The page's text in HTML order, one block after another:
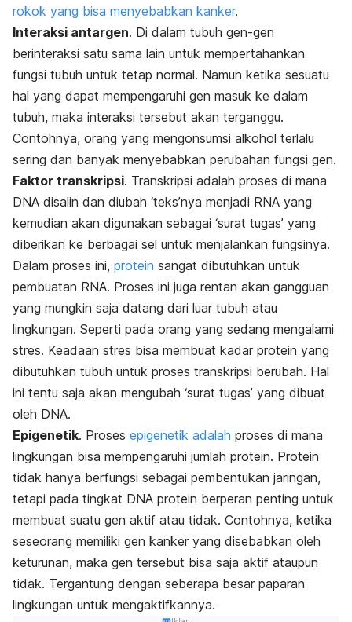
rokok yang bisa menyebabkan kanker.
Interaksi antargen. Di dalam tubuh gen-gen
berinteraksi satu sama lain untuk mempertahankan
fungsi tubuh untuk tetap normal. Namun ketika sesuatu
hal yang dapat mempengaruhi gen masuk ke dalam
tubuh, maka interaksi tersebut akan terganggu.
Contohnya, orang yang mengonsumsi alkohol terlalu
sering dan banyak menyebabkan perubahan fungsi gen.
Faktor transkripsi. Transkripsi adalah proses di mana
DNA disalin dan diubah ‘teks’nya menjadi RNA yang
kemudian akan digunakan sebagai ‘surat tugas’ yang
diberikan ke berbagai sel untuk menjalankan fungsinya.
Dalam proses ini, protein sangat dibutuhkan untuk
pembuatan RNA. Proses ini juga rentan akan gangguan
yang mungkin saja datang dari luar tubuh atau
lingkungan. Seperti pada orang yang sedang mengalami
stres. Keadaan stres bisa membuat kadar protein yang
dibutuhkan tubuh untuk proses transkripsi berubah. Hal
ini tentu saja akan mengubah ‘surat tugas’ yang dibuat
oleh DNA.
Epigenetik. Proses epigenetik adalah proses di mana
lingkungan bisa mempengaruhi jumlah protein. Protein
tidak hanya berfungsi sebagai pembentukan jaringan,
tetapi pada tingkat DNA protein berperan penting untuk
membuat suatu gen aktif atau tidak. Contohnya, ketika
seseorang memiliki gen kanker yang disebabkan oleh
keturunan, maka gen tersebut bisa saja aktif ataupun
tidak. Tergantung dengan seberapa besar paparan
lingkungan untuk mengaktifkannya.